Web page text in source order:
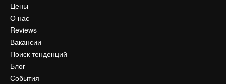
Цены
О нас
Reviews
Вакансии
Поиск тенденций
Блог
События